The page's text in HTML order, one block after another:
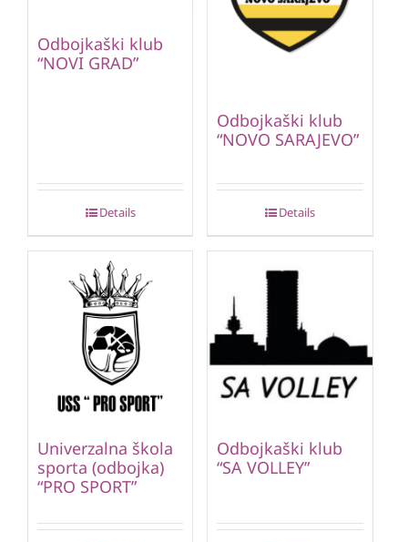
Odbojkaški klub
“NOVI GRAD”
Details
Odbojkaški klub
“NOVO SARAJEVO”
Details
Univerzalna škola
sporta (odbojka)
“PRO SPORT”
Odbojkaški klub
“SA VOLLEY”